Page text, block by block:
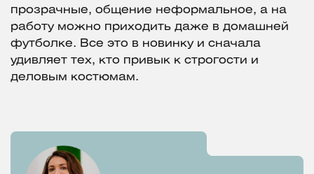
прозрачные, общение неформальное, а на
работу можно приходить даже в домашней
футболке. Все это в новинку и сначала
удивляет тех, кто привык к строгости и
деловым костюмам.